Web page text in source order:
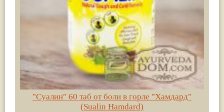
"Суалин" 60 таб от боли в горле "Хамдард"
(Sualin Hamdard)